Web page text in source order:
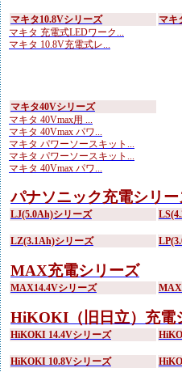
マキタ10.8Vシリーズ
マキタ 充電式LEDワーク...
マキタ 10.8V充電式レ...
マキ
マキタ40Vシリーズ
マキタ 40Vmax用 ...
マキタ 40Vmax パワ...
マキタ パワーソースキット...
マキタ パワーソースキット...
マキタ 40Vmax パワ...
パナソニック充電シリー
LJ(5.0Ah)シリーズ
LZ(3.1Ah)シリーズ
MAX充電シリーズ
MAX14.4Vシリーズ
HiKOKI（旧日立）充電
HiKOKI 14.4Vシリーズ
HiKOKI 10.8Vシリーズ